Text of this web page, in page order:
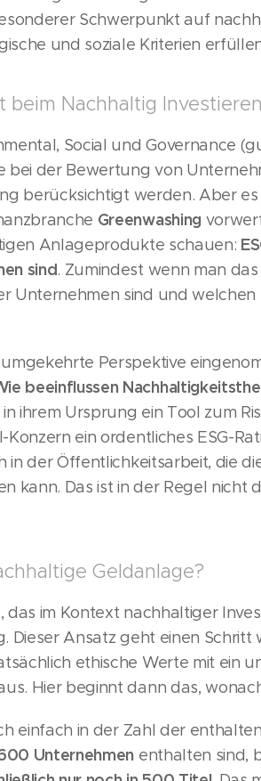
Schwerpunkt auf
und soziale Kriterien
beim Nachhaltig
Social und Governance
bei der Bewertung von
berücksichtigt werden. Aber
Greenwashing
Anlageprodukte schauen:
sind. Zumindest wenn man
Unternehmen sind und
Perspektive
beeinflussen
in ihrem Ursprung ein Tool zum
Konzern ein ordentliches ESG-
in der Öffentlichkeitsarbeit, die
kann. Das ist in der Regel nicht
Geldanlage?
das im Kontext nachhaltiger
Dieser Ansatz geht einen
ethische Werte mit ein
Hier beginnt dann das,
einfach in der Zahl der
Unternehmen enthalten sind,